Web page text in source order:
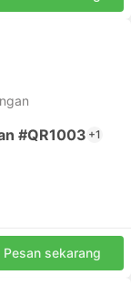
#QR1003 +1
Pesan sekarang